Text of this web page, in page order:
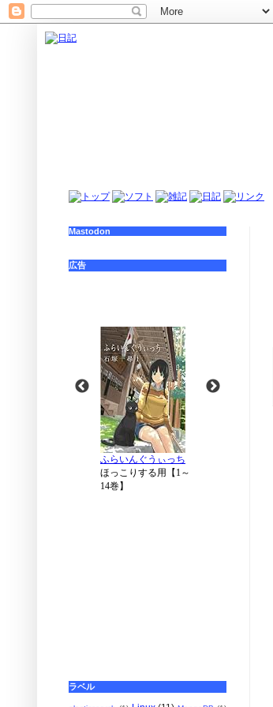
Mastodon
広告
ラベル